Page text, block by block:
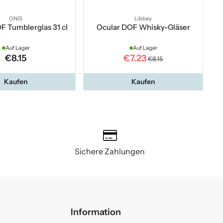
ONIS
Tumblerglas 31 cl
Auf Lager
€8.15
Kaufen
Libbey
Ocular DOF Whisky-Gläser
Auf Lager
€7.23 €8.15
Kaufen
Sichere Zahlungen
Information